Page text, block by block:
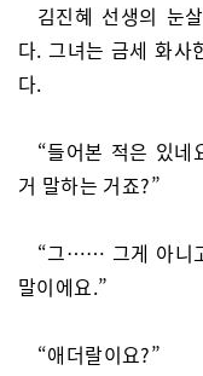
김진혜 선생의 눈
다. 그녀는 금세 화사
다.
“들어본 적은 있
거 말하는 거죠?”
“그…… 그게 아니
말이에요.”
“애더랄이요?”